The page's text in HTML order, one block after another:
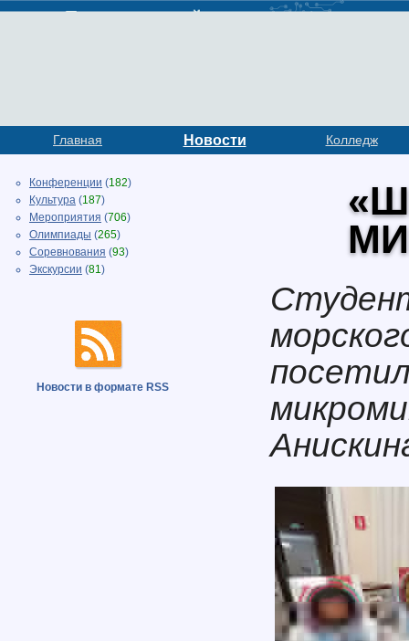
Главная Новости Колледж
Конференции (182)
Культура (187)
Мероприятия (706)
Олимпиады (265)
Соревнования (93)
Экскурсии (81)
Новости в формате RSS